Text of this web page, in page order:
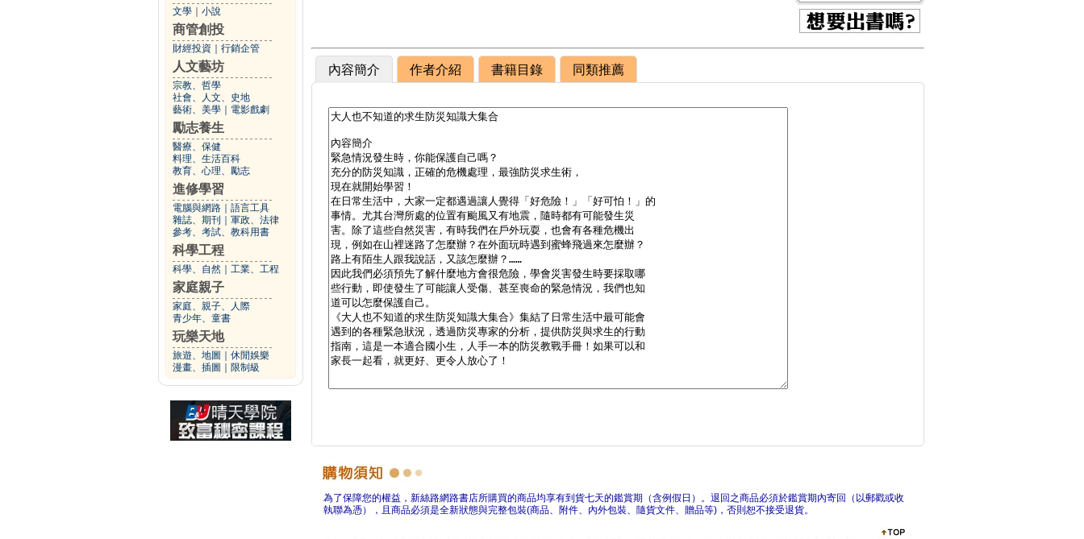
文學 小說
商管創投
財經投資 行銷企管
人文藝坊
宗教、哲學
社會、人文、史地
藝術、美學
電影戲劇
勵志養生
醫療、保健
料理、生活百科
教育、心理、勵志
進修學習
電腦與網路
語言工具
雜誌、期刊
軍政、法律
參考、考試、教科用書
科學工程
科學、自然 工業、工程
家庭親子
家庭、親子、人際
青少年、童書
玩樂天地
旅遊、地圖
休閒娛樂
漫畫、插圖
限制級
內容簡介 作者介紹 書籍目錄 同類推薦
為了保障您的權益，新絲路網路書店所購買的商品均享有到貨七天的鑑賞期（含例假日）。退回之商品必須於鑑賞期內寄回（以郵戳或收
執聯為憑），且商品必須是全新狀態與完整包裝(商品、附件、內外包裝、隨貨文件、贈品等)，否則恕不接受退貨。